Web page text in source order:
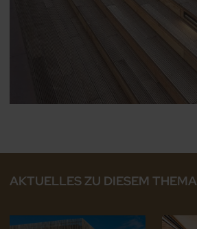
AKTUELLES ZU DIESEM THEMA